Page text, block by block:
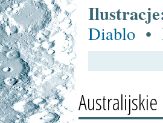
Diablo •
Australijskie